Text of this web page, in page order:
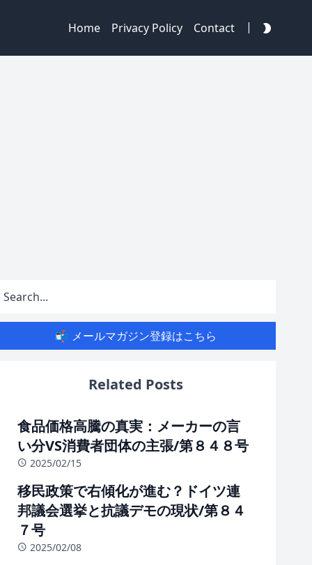
Home Privacy Policy Contact |
📬 メールマガジン登録はこちら
Related Posts
食品価格高騰の真実：メーカーの言
い分VS消費者団体の主張/第８４８号
2025/02/15
移民政策で右傾化が進む？ドイツ連
邦議会選挙と抗議デモの現状/第８４
７号
2025/02/08